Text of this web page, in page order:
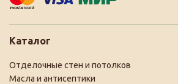
Каталог
Отделочные стен и потолков
Масла и антисептики